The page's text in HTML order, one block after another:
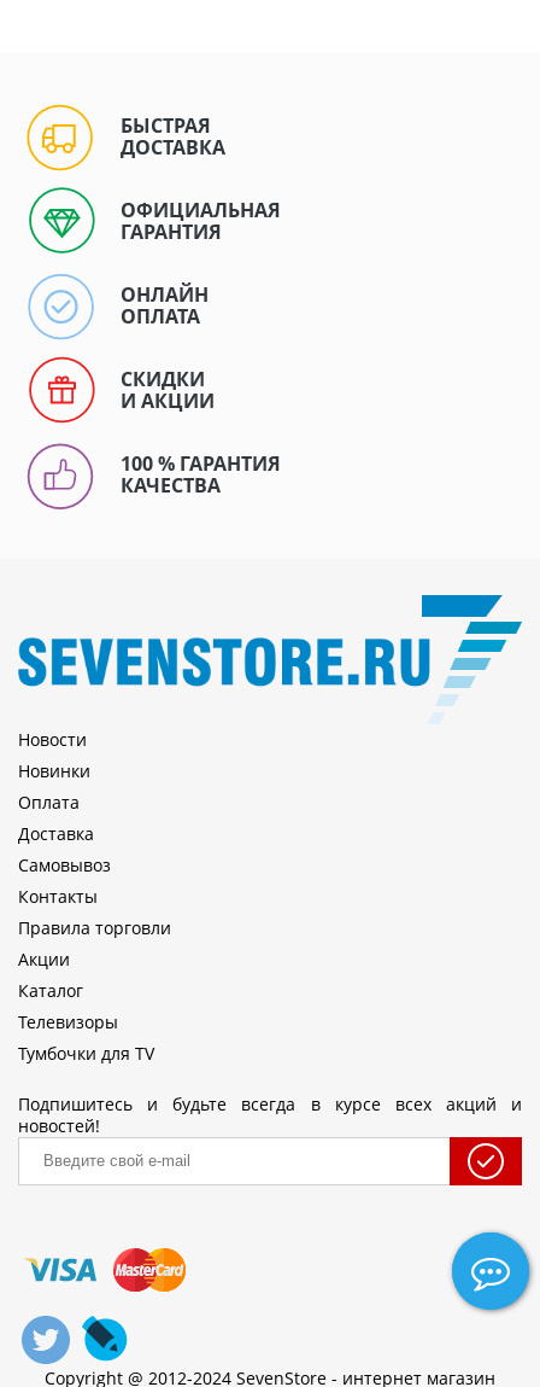
БЫСТРАЯ
ДОСТАВКА
ОФИЦИАЛЬНАЯ
ГАРАНТИЯ
ОНЛАЙН
ОПЛАТА
СКИДКИ
И АКЦИИ
100 % ГАРАНТИЯ
КАЧЕСТВА
Новости
Новинки
Оплата
Доставка
Самовывоз
Контакты
Правила торговли
Акции
Каталог
Телевизоры
Тумбочки для TV
Подпишитесь и будьте всегда в курсе всех акций и
новостей!
Copyright @ 2012-2024 SevenStore - интернет магазин